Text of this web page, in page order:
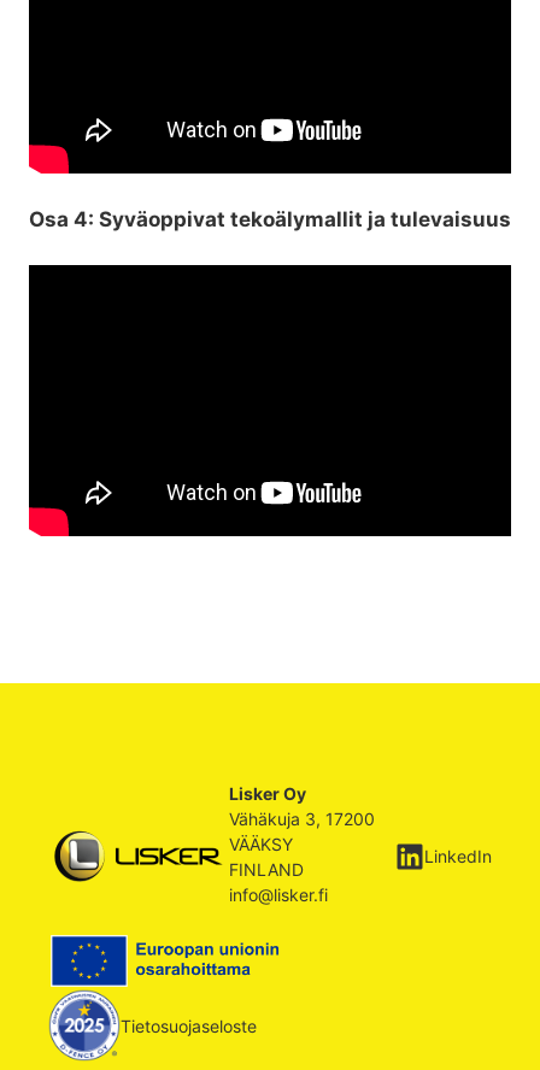
Osa 4: Syväoppivat tekoälymallit ja tulevaisuus
Lisker Oy
Vähäkuja 3, 17200
VÄÄKSY
FINLAND
info@lisker.fi
LinkedIn
Tietosuojaseloste